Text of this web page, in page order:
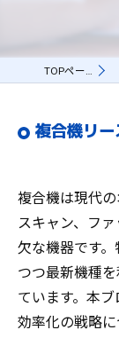
TOPページ
複合機リ
複合機は現代の
スキャン、フ
欠な機器です
つつ最新機種
ています。本
効率化の戦略